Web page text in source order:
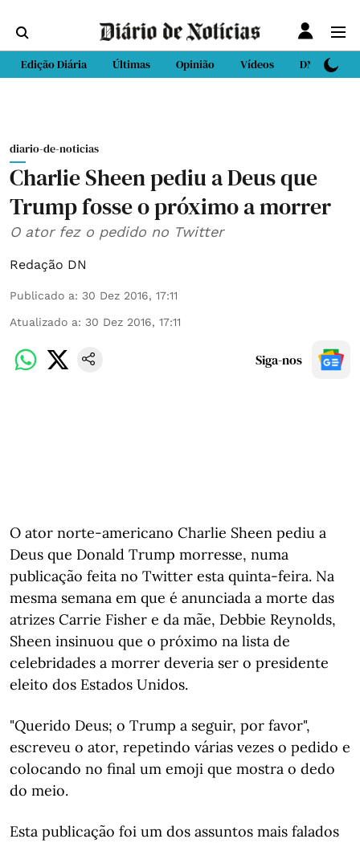
Edição Diária Últimas Opinião Vídeos DN Sport
diario-de-noticias
Charlie Sheen pediu a Deus que
Trump fosse o próximo a morrer
O ator fez o pedido no Twitter
Redação DN
Publicado a: 30 Dez 2016, 17:11
Atualizado a: 30 Dez 2016, 17:11
Siga-nos
O ator norte-americano Charlie Sheen pediu a
Deus que Donald Trump morresse, numa
publicação feita no Twitter esta quinta-feira. Na
mesma semana em que é anunciada a morte das
atrizes Carrie Fisher e da mãe, Debbie Reynolds,
Sheen insinuou que o próximo na lista de
celebridades a morrer deveria ser o presidente
eleito dos Estados Unidos.
"Querido Deus; o Trump a seguir, por favor",
escreveu o ator, repetindo várias vezes o pedido e
colocando no final um emoji que mostra o dedo
do meio.
Esta publicação foi um dos assuntos mais falados